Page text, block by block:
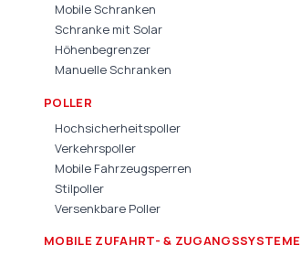
Mobile Schranken
Schranke mit Solar
Höhenbegrenzer
Manuelle Schranken
POLLER
Hochsicherheitspoller
Verkehrspoller
Mobile Fahrzeugsperren
Stilpoller
Versenkbare Poller
MOBILE ZUFAHRT- & ZUGANGSSYSTEME